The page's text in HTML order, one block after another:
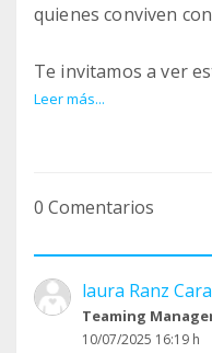
quienes conviven
Te invitamos a ver
grupo Teaming con
Ese euro se
❤️ ÚNETE
AQUÍhttps://
Leer más...
0 Comentarios
laura Ranz
Teaming
10/07/2025 16:19 h